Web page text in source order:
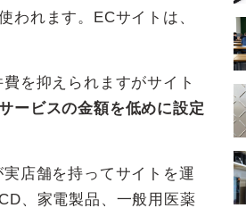
われます。ECサイトは、
を抑えられますがサイト
ービスの金額を低めに設定
店舗を持ってサイトを運
、家電製品、一般用医薬